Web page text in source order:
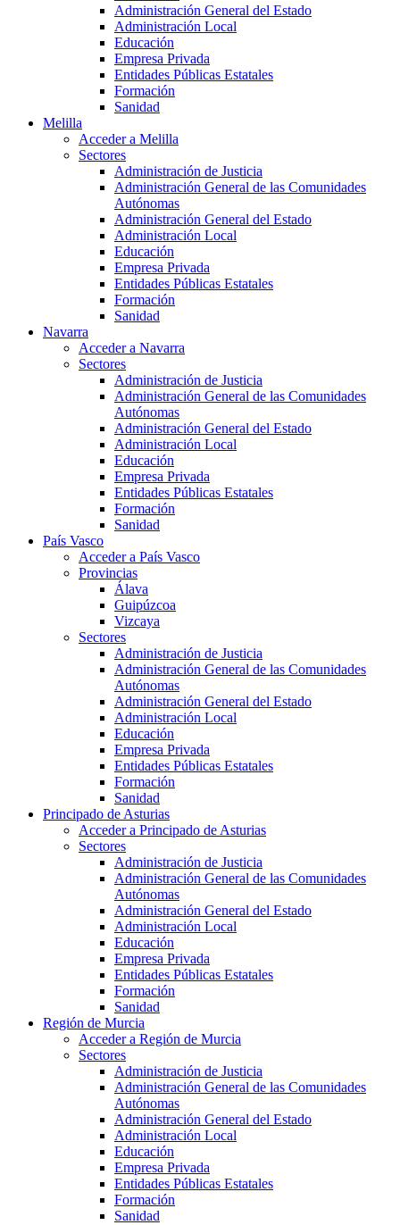
Administración General del Estado
Administración Local
Educación
Empresa Privada
Entidades Públicas Estatales
Formación
Sanidad
Melilla
Acceder a Melilla
Sectores
Administración de Justicia
Administración General de las Comunidades
Autónomas
Administración General del Estado
Administración Local
Educación
Empresa Privada
Entidades Públicas Estatales
Formación
Sanidad
Navarra
Acceder a Navarra
Sectores
Administración de Justicia
Administración General de las Comunidades
Autónomas
Administración General del Estado
Administración Local
Educación
Empresa Privada
Entidades Públicas Estatales
Formación
Sanidad
País Vasco
Acceder a País Vasco
Provincias
Álava
Guipúzcoa
Vizcaya
Sectores
Administración de Justicia
Administración General de las Comunidades
Autónomas
Administración General del Estado
Administración Local
Educación
Empresa Privada
Entidades Públicas Estatales
Formación
Sanidad
Principado de Asturias
Acceder a Principado de Asturias
Sectores
Administración de Justicia
Administración General de las Comunidades
Autónomas
Administración General del Estado
Administración Local
Educación
Empresa Privada
Entidades Públicas Estatales
Formación
Sanidad
Región de Murcia
Acceder a Región de Murcia
Sectores
Administración de Justicia
Administración General de las Comunidades
Autónomas
Administración General del Estado
Administración Local
Educación
Empresa Privada
Entidades Públicas Estatales
Formación
Sanidad